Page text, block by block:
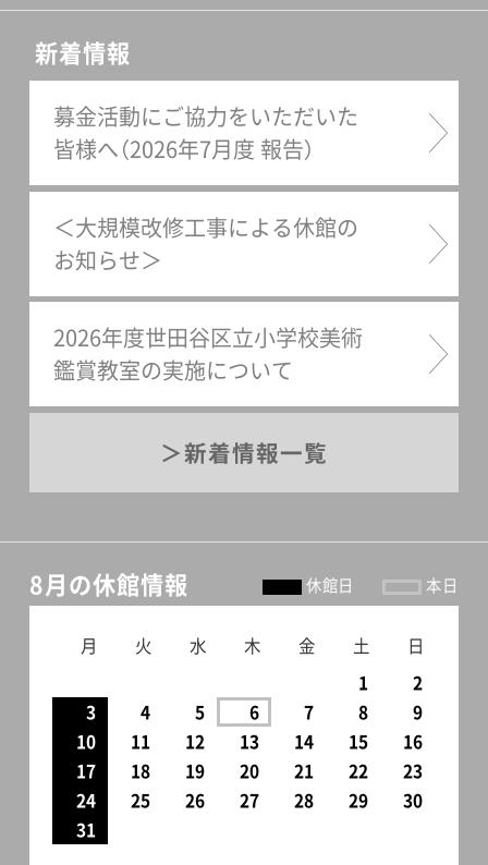
新着情報
募金活動にご協力をいただいた
皆様へ（2026年7月度 報告）
＜大規模改修工事による休館の
お知らせ＞
2026年度世田谷区立小学校美術
鑑賞教室の実施について
新着情報一覧
8月の休館情報 休館日 本日
月 火 水 木 金 土 日
1
2
3
4 5 6 7 8
9
10
11 12 13 14 15
16
17
18 19 20 21 22
23
24
25 26 27 28 29
30
31